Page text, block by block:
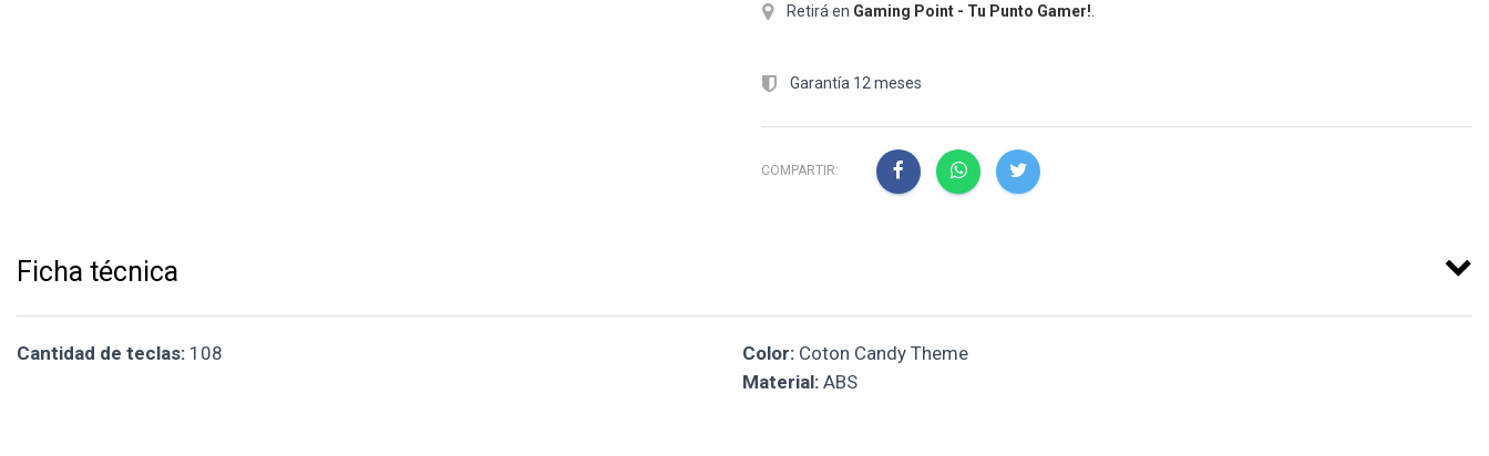
Retirá en Gaming Point - Tu Punto Gamer!
Garantía 12 meses
COMPARTIR:
Ficha técnica
Cantidad de teclas: 108 Color:Coton Candy Theme
Material:ABS